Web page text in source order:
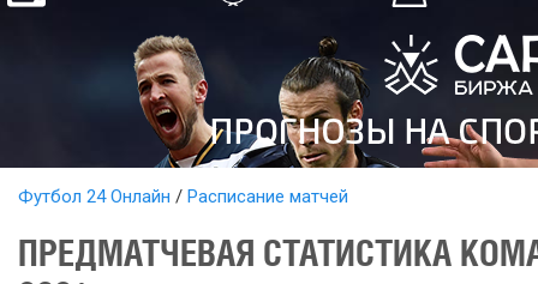
Футбол 24 Онлайн Расписание матчей
ПРЕДМАТЧЕВАЯ СТАТИСТИКА